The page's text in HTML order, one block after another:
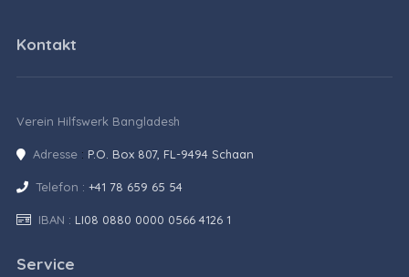
Kontakt
Verein Hilfswerk Bangladesh
Adresse: P.O. Box 807, FL-9494 Schaan
Telefon : +41 78 659 65 54
IBAN : LI08 0880 0000 0566 4126 1
Service